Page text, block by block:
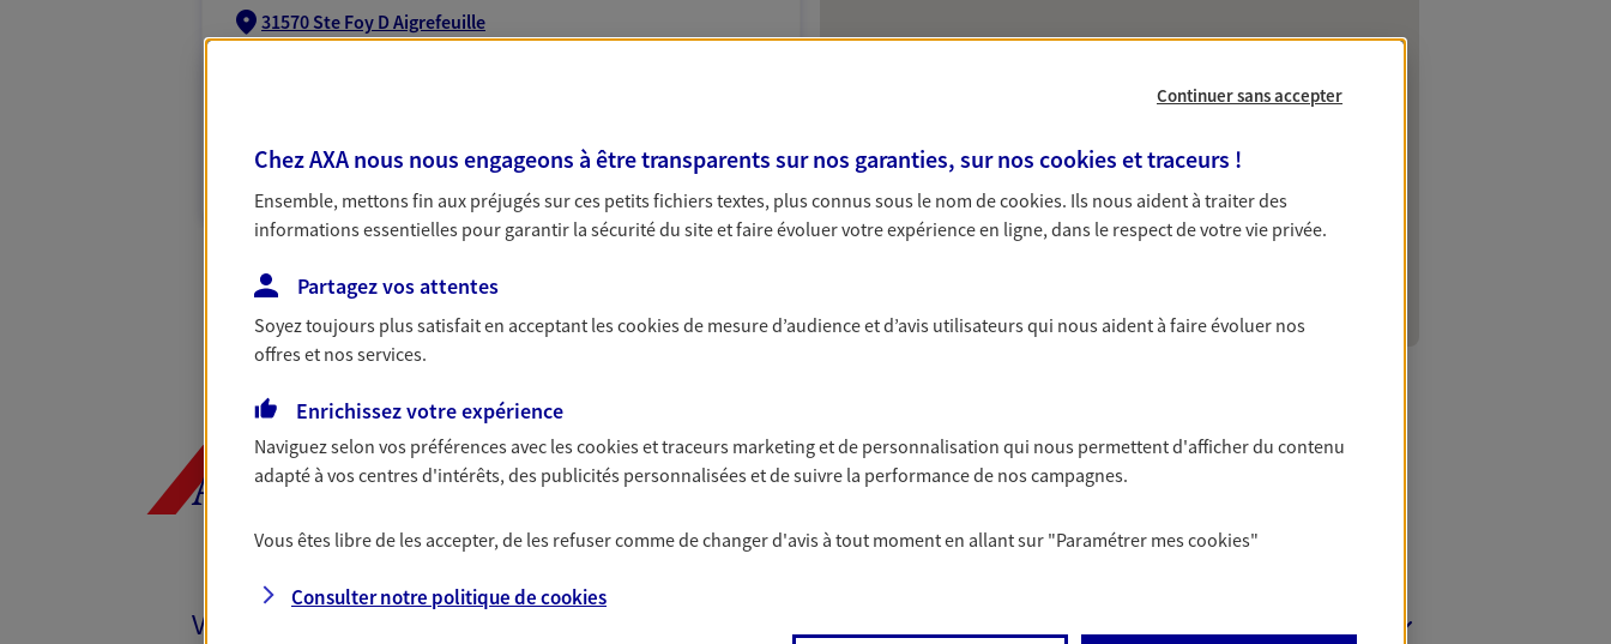
31570 Ste Foy D Aigrefeuille
N° Orias * (orias.fr) : 23004224
AXA, toujours proche de vous
Vos agents et vos conseillers AXA dans les principales villes du département
Continuer sans accepter
Chez AXA nous nous engageons à être transparents sur nos garanties, sur nos cookies et traceurs !
Ensemble, mettons fin aux préjugés sur ces petits fichiers textes, plus connus sous le nom decookies. Ils nous aident à traiter des
informations essentielles pour garantir la sécurité du site et faire évoluer votre expérience en ligne, dans le respect de votre vie privée.
Partagez vos attentes
Soyez toujours plus satisfait en acceptant lescookiesde mesure d’audience et d’avis utilisateurs qui nous aident à faire évoluer nos
offres et nos services.
Enrichissez votre expérience
Naviguez selon vos préférences avec lescookies et traceurs marketing et de personnalisation qui nous permettent d'afficher du contenu
adapté à vos centres d'intérêts, des publicités personnalisées et de suivre la performance de nos campagnes.
Vous êtes libre de les accepter, de les refuser comme de changer d'avis à tout moment en allant sur "Paramétrer mescookies"
Consulter notre politique decookies